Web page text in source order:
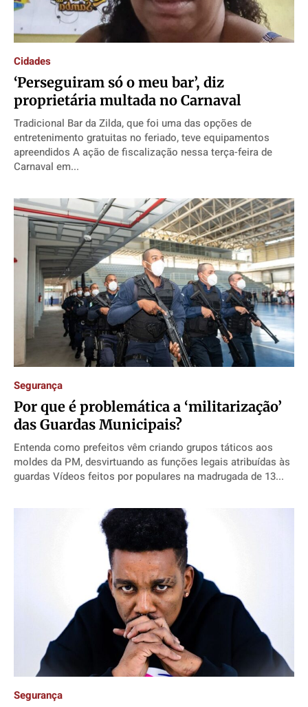
Cidades
‘Perseguiram só o meu bar’, diz
proprietária multada no Carnaval
Tradicional Bar da Zilda, que foi uma das opções de
entretenimento gratuitas no feriado, teve equipamentos
apreendidos A ação de fiscalização nessa terça-feira de
Carnaval em...
Segurança
Por que é problemática a ‘militarização’
das Guardas Municipais?
Entenda como prefeitos vêm criando grupos táticos aos
moldes da PM, desvirtuando as funções legais atribuídas às
guardas Vídeos feitos por populares na madrugada de 13...
Segurança